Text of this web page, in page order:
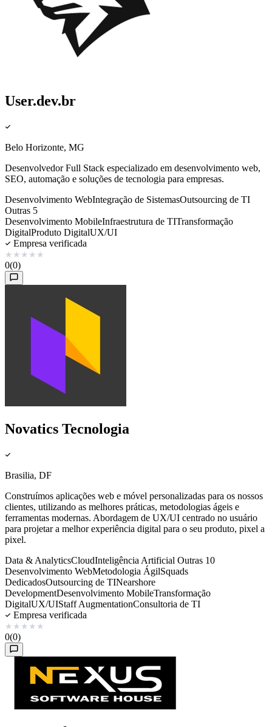
User.dev.br
Belo Horizonte, MG
Desenvolvedor Full Stack especializado em desenvolvimento web,
SEO, automação e soluções de tecnologia para empresas.
Desenvolvimento WebIntegração de SistemasOutsourcing de TI
Outras 5
Desenvolvimento MobileInfraestrutura de TITransformação
DigitalProduto DigitalUX/UI
Empresa verificada
★ ★ ★ ★ ★
0(0)
Novatics Tecnologia
Brasilia, DF
Construímos aplicações web e móvel personalizadas para os nossos
clientes, utilizando as melhores práticas, metodologias ágeis e
ferramentas modernas. Abordagem de UX/UI centrado no usuário
para projetar a melhor experiência digital para o seu produto, pixel a
pixel.
Data & AnalyticsCloudInteligência Artificial Outras 10
Desenvolvimento WebMetodologia ÁgilSquads
DedicadosOutsourcing de TINearshore
DevelopmentDesenvolvimento MobileTransformação
DigitalUX/UIStaff AugmentationConsultoria de TI
Empresa verificada
★ ★ ★ ★ ★
0(0)